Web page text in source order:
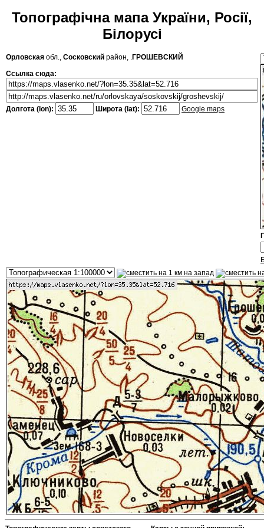
Топографічна мапа України, Росії,
Білорусі
Орловская обл., Сосковский район, .ГРОШЕВСКИЙ
Ссылка сюда:
Долгота (lon): Широта (lat): Google maps